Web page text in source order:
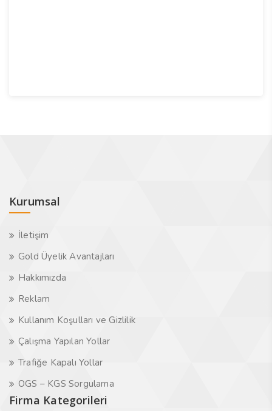
Kurumsal
İletişim
Gold Üyelik Avantajları
Hakkımızda
Reklam
Kullanım Koşulları ve Gizlilik
Çalışma Yapılan Yollar
Trafiğe Kapalı Yollar
OGS – KGS Sorgulama
Firma Kategorileri